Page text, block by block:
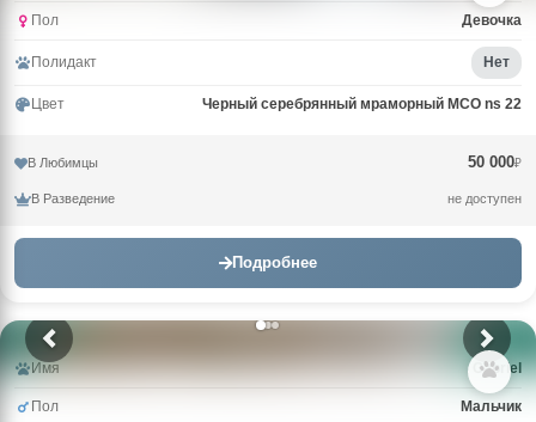
Пол Девочка
Полидакт Нет
Цвет Черный серебрянный мраморный MCO ns 22
В Любимцы 50 000₽
В Разведение не доступен
Подробнее
Имя Gabriel
Пол Мальчик